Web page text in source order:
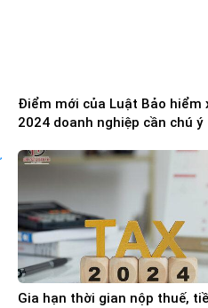
Điểm mới của Luật Bảo hiểm
2024 doanh nghiệp cần chú ý
Gia hạn thời gian nộp thuế,